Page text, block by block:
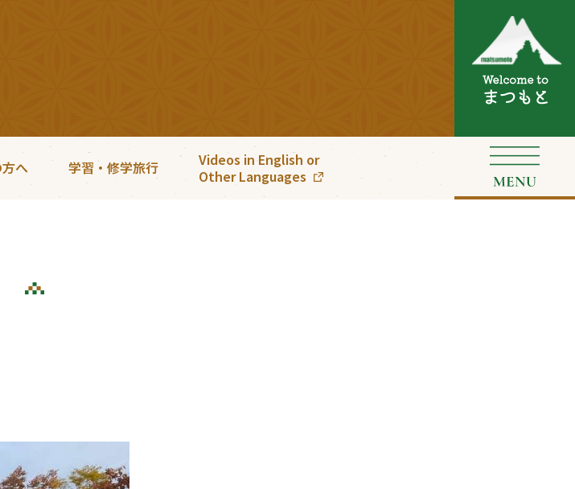
へ 学習・修学旅行
Videos in English or
Other Languages